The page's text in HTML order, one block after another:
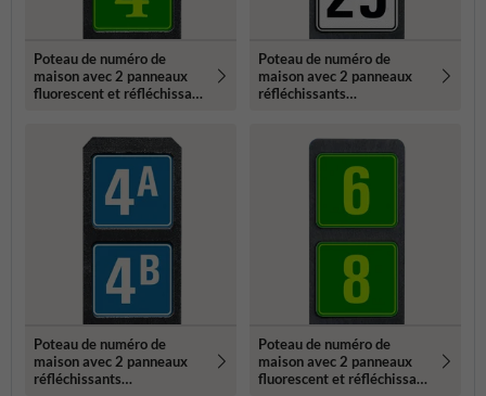
Poteau de numéro de
maison avec 2 panneaux
fluorescent et réfléchissant
Poteau de numéro de
maison avec 2 panneaux
réfléchissants
Poteau de numéro de
maison avec 2 panneaux
réfléchissants
Poteau de numéro de
maison avec 2 panneaux
fluorescent et réfléchissant